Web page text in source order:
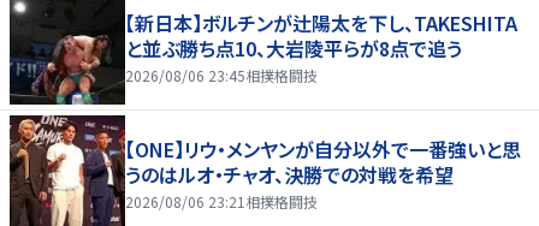
【新日本】ボルチンが辻陽太を下し、TAKESHITA
と並ぶ勝ち点10、大岩陵平らが8点で追う
2026/08/06 23:45相撲格闘技
【ONE】リウ・メンヤンが自分以外で一番強いと思
うのはルオ・チャオ、決勝での対戦を希望
2026/08/06 23:21 相撲格闘技